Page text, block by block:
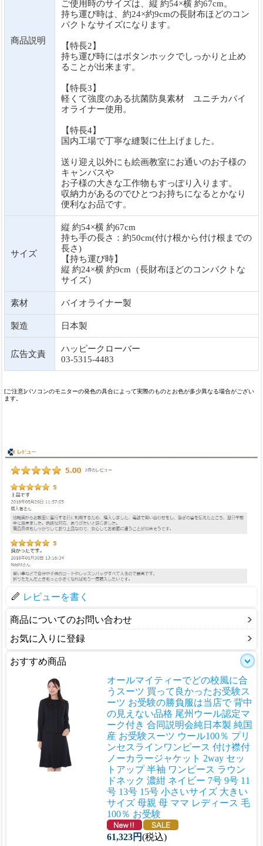
商品説明
ご使用時のサイズは、縦 約54×横 約67cm。
持ち運び時は、約24×約9cmの長財布ほどのコン
パクトなサイズになります。
【特長2】
持ち運び時にはボタンホックでしっかりと止め
ることが出来ます。
【特長3】
軽くて強度のある抗菌防臭素材 ユニチカバイ
オライナー使用。
【特長4】
国内工場で丁寧な縫製に仕上げました。
送り迎え以外にも絵画教室にお通いのお子様の
キャンバスや
お子様の大きな工作物もすっぽり入ります。
収納力があるのでひとつお持ちになるとかなり
便利なお品です。
サイズ
縦 約54×横 約67cm
持ち手の長さ：約50cm(付け根から付け根までの
長さ)
【持ち運び時】
縦 約24×横 約9cm（長財布ほどのコンパクトな
サイズ）
素材 バイオライナー製
製造 日本製
広告文責
ハッピークローバー
03-5315-4483
[ご注意]パソコンのモニターの発色の具合によって実際のものとお色が多少異なる場合がござい
ます。
レビューを書く
商品についてのお問い合わせ
お気に入りに登録
おすすめ商品
オールマイティーでどの校風に合
うスーツ 買って良かったお受験ス
ーツ お受験の勝負服は当店で 背中
の見えない品格 尾州ウール認定マ
ーク付き 合同説明会純日本製 純国
産 お受験スーツ ウール100％ プリ
ンセスラインワンピース 付け襟付
ノーカラージャケット 2way セッ
トアップ 半袖 ワンピース ラウン
ドネック 濃紺 ネイビー 7号 9号 11
号 13号 15号 小さいサイズ 大きい
サイズ 母親 母 ママ レディース 毛
100％ お受験
61,323円(税込)